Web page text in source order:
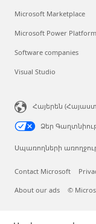
Microsoft Marketplace
Microsoft Power Platform
Software companies
Visual Studio
Հայերեն
Ձեր
Սպառողների
Contact Microsoft
About our ads ©